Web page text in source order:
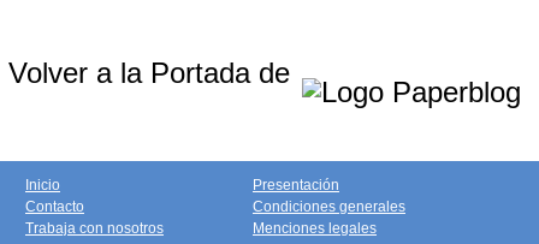
Volver a la Portada de
Inicio
Contacto
Trabaja con nosotros
Presentación
Condiciones generales
Menciones legales